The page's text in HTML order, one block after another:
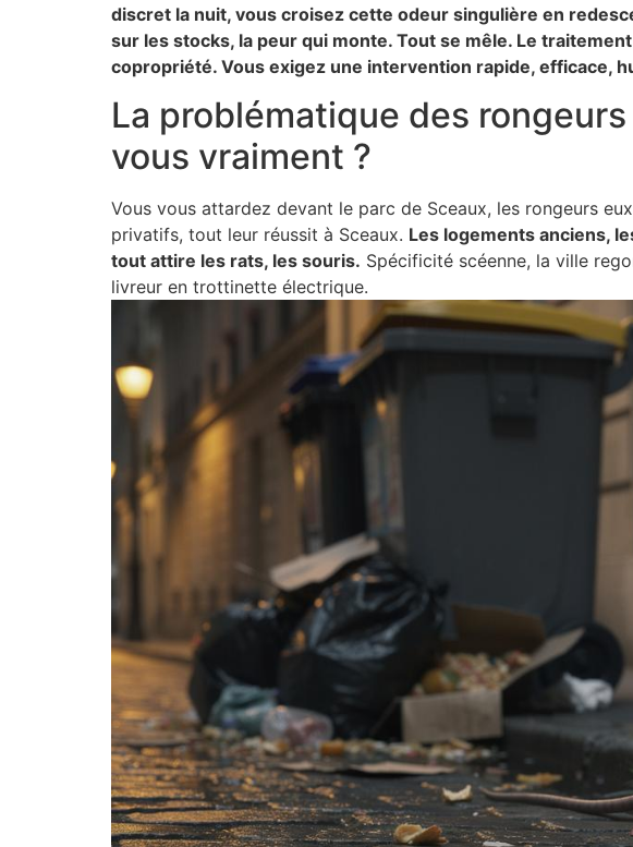
discret la nuit, vous croisez cette odeur singulière en
sur les stocks, la peur qui monte. Tout se mêle. Le
copropriété. Vous exigez une intervention rapide, efficace,
La problématique des
vous vraiment ?
Vous vous attardez devant le parc de Sceaux, les rongeurs
privatifs, tout leur réussit à Sceaux. Les logements anciens,
tout attire les rats, les souris. Spécificité scéenne, la ville
livreur en trottinette électrique.